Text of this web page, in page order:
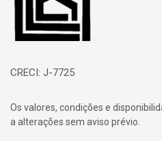
CRECI: J-7725
Os valores, condições e
a alterações sem aviso prévio.